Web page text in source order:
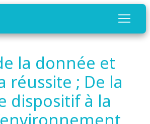
la donnée et
réussite ; De la
dispositif à la